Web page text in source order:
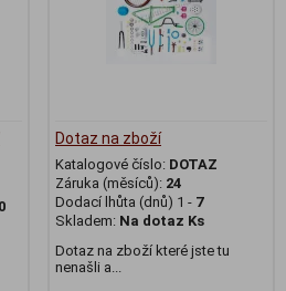
Dotaz na zboží
Katalogové číslo: DOTAZ
Záruka (měsíců): 24
Dodací lhůta (dnů) 1 - 7
Skladem: Na dotaz Ks
Dotaz na zboží které jste tu
nenašli a...